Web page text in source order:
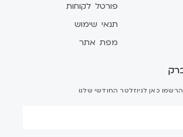
פורטל לקוחות
תנאי שימוש
מפת אתר
הרשמו כאן לניוזלטר החודשי שלנו